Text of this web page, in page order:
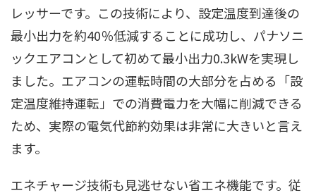
レッサーです。この技術により、設定温度到達後の
最小出力を約40％低減することに成功し、パナソニ
ックエアコンとして初めて最小出力0.3kWを実現し
ました。エアコンの運転時間の大部分を占める「設
定温度維持運転」での消費電力を大幅に削減できる
ため、実際の電気代節約効果は非常に大きいと言え
ます。
エネチャージ技術も見逃せない省エネ機能です。従